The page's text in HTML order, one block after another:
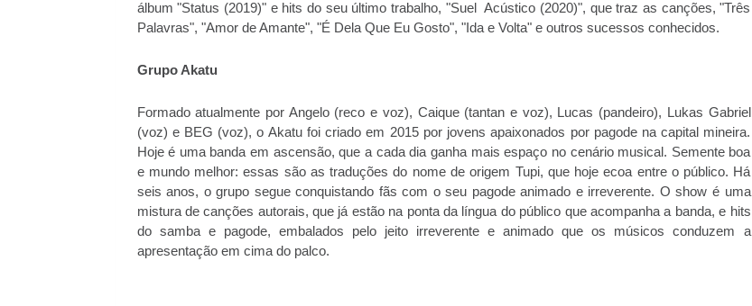
álbum "Status (2019)" e hits do seu último trabalho, "Suel Acústico (2020)", que traz as canções, "Três
Palavras", "Amor de Amante", "É Dela Que Eu Gosto", "Ida e Volta" e outros sucessos conhecidos.
Grupo Akatu
Formado atualmente por Angelo (reco e voz), Caique (tantan e voz), Lucas (pandeiro), Lukas Gabriel
(voz) e BEG (voz), o Akatu foi criado em 2015 por jovens apaixonados por pagode na capital mineira.
Hoje é uma banda em ascensão, que a cada dia ganha mais espaço no cenário musical. Semente boa
e mundo melhor: essas são as traduções do nome de origem Tupi, que hoje ecoa entre o público. Há
seis anos, o grupo segue conquistando fãs com o seu pagode animado e irreverente. O show é uma
mistura de canções autorais, que já estão na ponta da língua do público que acompanha a banda, e hits
do samba e pagode, embalados pelo jeito irreverente e animado que os músicos conduzem a
apresentação em cima do palco.